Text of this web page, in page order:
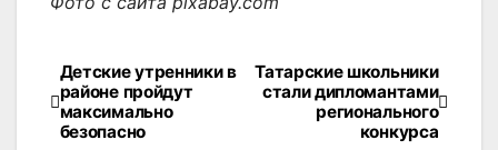
Навигация
по
Татарские школьники
стали дипломантами
регионального
конкурса
Детские утренники в
районе пройдут
максимально
безопасно